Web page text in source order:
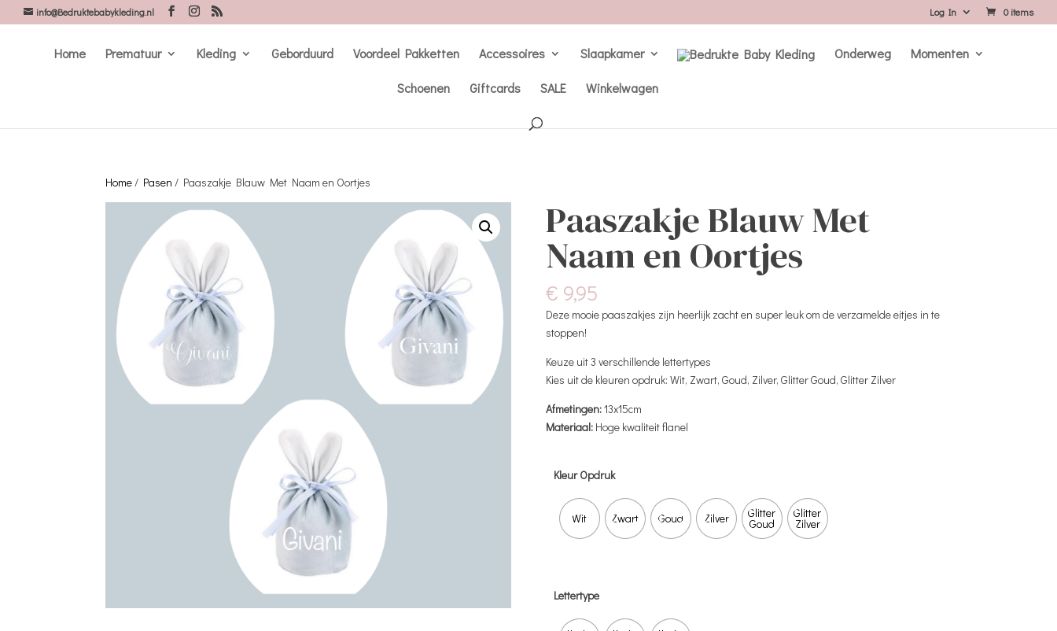
info@Bedruktebabykleding.nl Log In 0 items
Home Prematuur Kleding Geborduurd Voordeel Pakketten Accessoires Slaapkamer Onderweg Momenten
Schoenen Giftcards SALE Winkelwagen
Home/ Pasen / Paaszakje Blauw Met Naam en Oortjes
Paaszakje Blauw Met
Naam en Oortjes
€ 9,95
Deze mooie paaszakjes zijn heerlijk zacht en super leuk om de verzamelde eitjes in te
stoppen!
Keuze uit 3 verschillende lettertypes
Kies uit de kleuren opdruk: Wit, Zwart, Goud, Zilver, Glitter Goud, Glitter Zilver
Afmetingen:13x15cm
Materiaal: Hoge kwaliteit flanel
Kleur Opdruk
Wit Zwart Goud Zilver Glitter
Goud
Glitter
Zilver
Lettertype